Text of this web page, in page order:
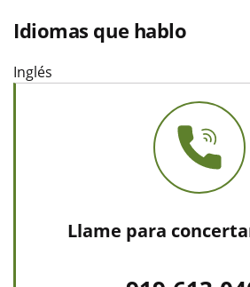
Idiomas que hablo
Inglés
Llame para